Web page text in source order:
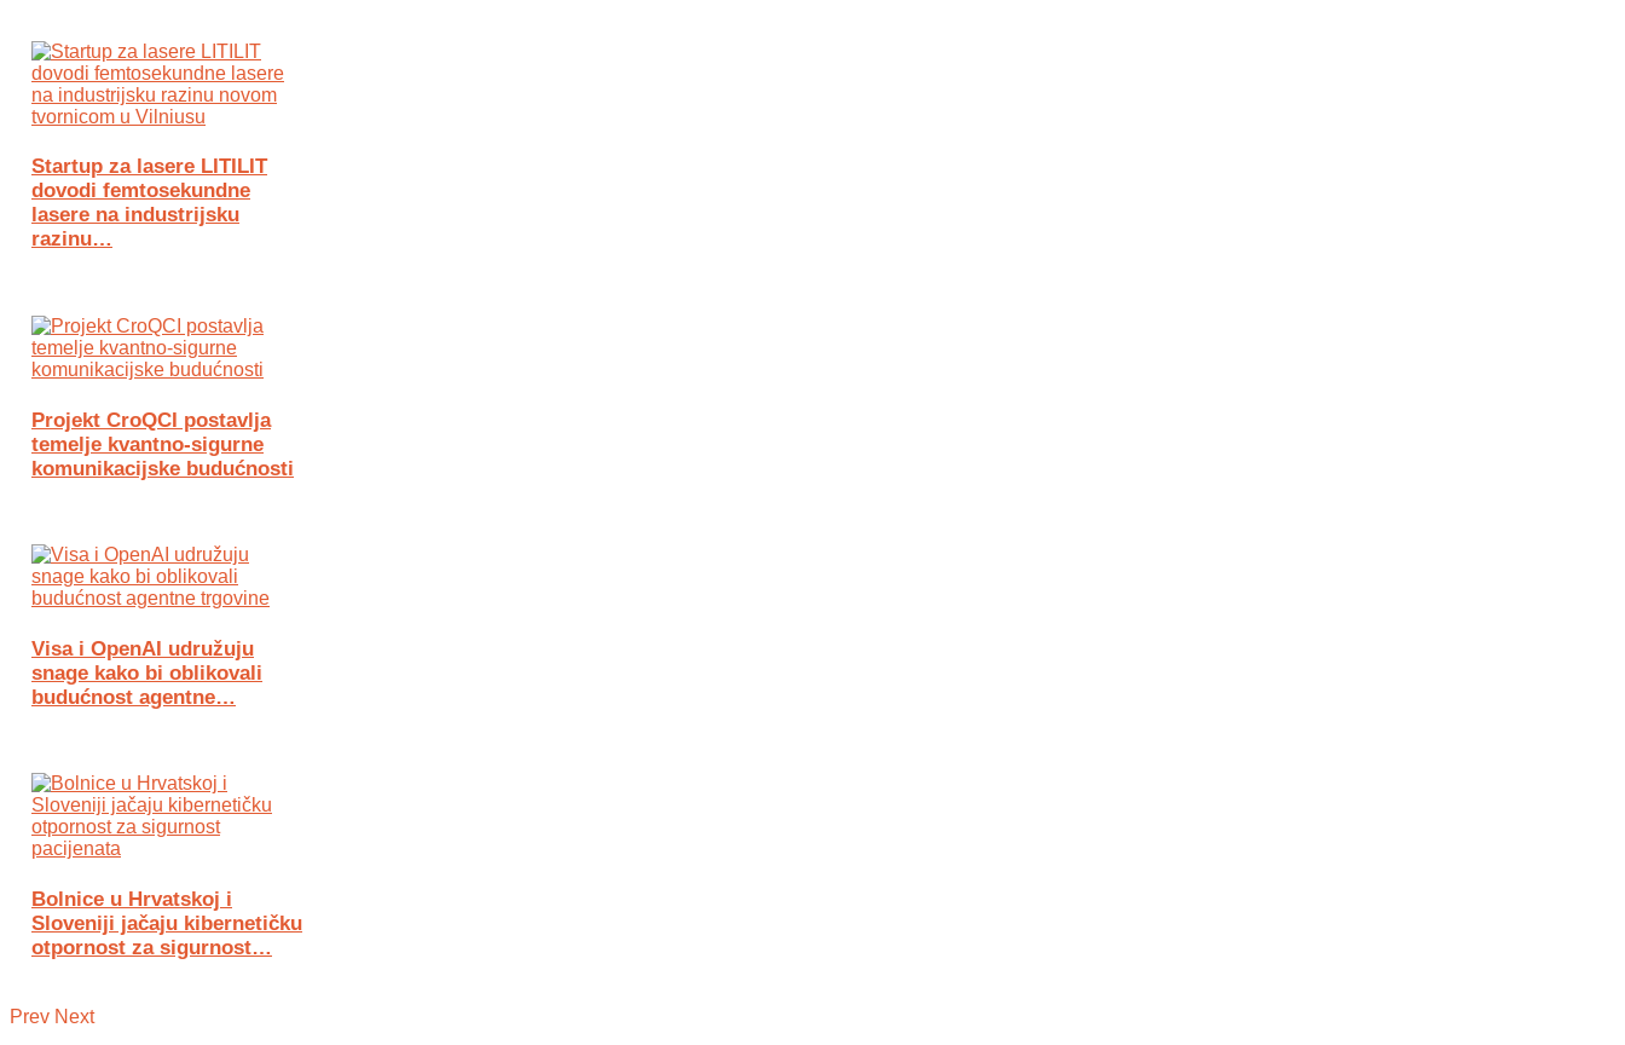
Startup za lasere LITILIT
dovodi femtosekundne
lasere na industrijsku
razinu…
Projekt CroQCI postavlja
temelje kvantno-sigurne
komunikacijske budućnosti
Visa i OpenAI udružuju
snage kako bi oblikovali
budućnost agentne…
Bolnice u Hrvatskoj i
Sloveniji jačaju kibernetičku
otpornost za sigurnost…
Prev Next